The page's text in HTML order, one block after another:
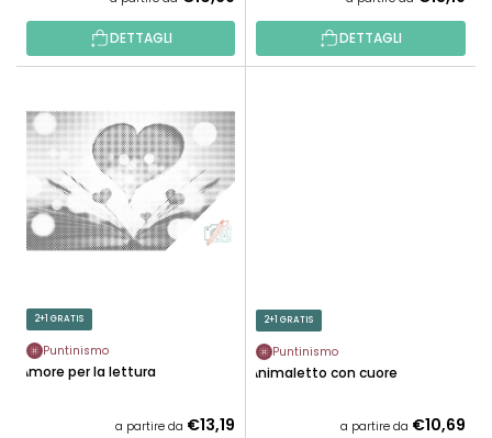
T
I
DETTAGLI DETTAGLI
2+1 GRATIS
Puntinismo
Amore per la lettura
a partire da €13,19
2+1 GRATIS
Puntinismo
Animaletto con cuore
a partire da €10,69